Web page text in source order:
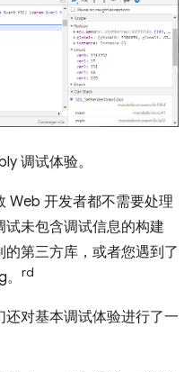
调试体验。
Web 开发者都不需要处理
未包含调试信息的构建
第三方库，或者您遇到了
rd
对基本调试体验进行了一